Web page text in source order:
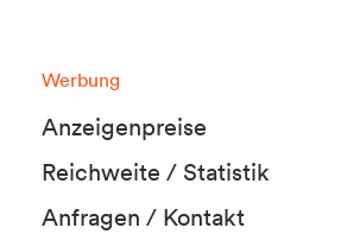
Werbung
Anzeigenpreise
Reichweite / Statistik
Anfragen / Kontakt